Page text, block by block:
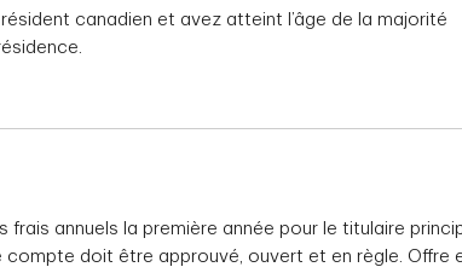
canadien et avez atteint l’âge de la majorité
frais annuels la première année pour le titulaire
compte doit être approuvé, ouvert et en règle. Offre